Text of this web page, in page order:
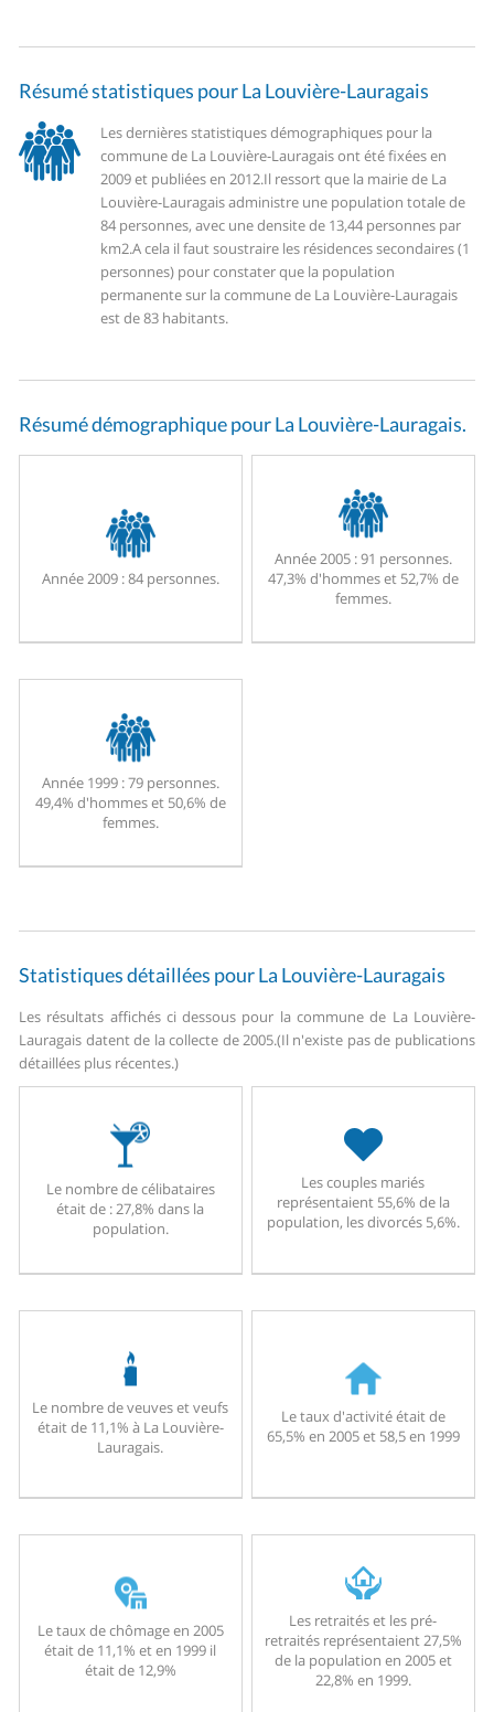
Résumé statistiques pour La Louvière-Lauragais
Les dernières statistiques démographiques pour la
commune de La Louvière-Lauragais ont été fixées en
2009 et publiées en 2012.Il ressort que la mairie de La
Louvière-Lauragais administre une population totale de
84 personnes, avec une densite de 13,44 personnes par
km2.A cela il faut soustraire les résidences secondaires (1
personnes) pour constater que la population
permanente sur la commune de La Louvière-Lauragais
est de 83 habitants.
Résumé démographique pour La Louvière-Lauragais.
Année 2009 :84 personnes.
Année 2005 :91 personnes.
47,3% d'hommes et 52,7% de
femmes.
Année 1999 :79 personnes.
49,4% d'hommes et 50,6% de
femmes.
Statistiques détaillées pour La Louvière-Lauragais
Les résultats affichés ci dessous pour la commune de La Louvière-
Lauragais datent de la collecte de 2005.(Il n'existe pas de publications
détaillées plus récentes.)
Le nombre de célibataires
était de : 27,8% dans la
population.
Les couples mariés
représentaient 55,6% de la
population, les divorcés 5,6%.
Le nombre de veuves et veufs
était de 11,1% à La Louvière-
Lauragais.
Le taux d'activité était de
65,5% en 2005 et 58,5 en 1999
Le taux de chômage en 2005
était de 11,1% et en 1999 il
était de 12,9%
Les retraités et les pré-
retraités représentaient 27,5%
de la population en 2005 et
22,8% en 1999.